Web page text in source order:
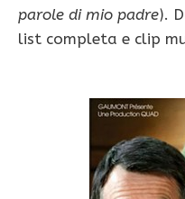
parole di mio padre).
list completa e clip